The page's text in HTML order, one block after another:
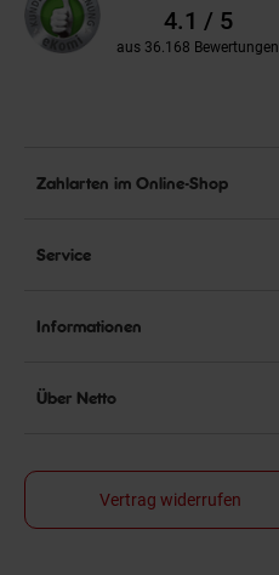
Bewertungen4.1 / 5
aus 36.168 Bewertungen
Zahlarten im Online-Shop
Service
Informationen
Über Netto
Vertrag widerrufen